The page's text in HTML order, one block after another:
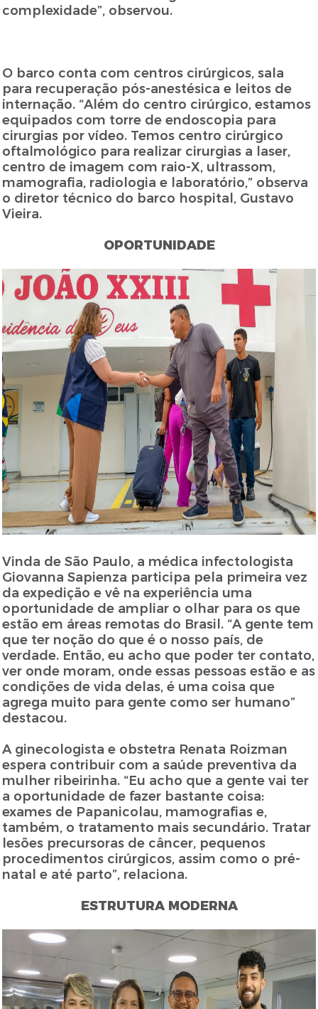
complexidade”, observou.
O barco conta com centros cirúrgicos, sala
para recuperação pós-anestésica e leitos de
internação. “Além do centro cirúrgico, estamos
equipados com torre de endoscopia para
cirurgias por vídeo. Temos centro cirúrgico
oftalmológico para realizar cirurgias a laser,
centro de imagem com raio-X, ultrassom,
mamografia, radiologia e laboratório,” observa
o diretor técnico do barco hospital, Gustavo
Vieira.
OPORTUNIDADE
Vinda de São Paulo, a médica infectologista
Giovanna Sapienza participa pela primeira vez
da expedição e vê na experiência uma
oportunidade de ampliar o olhar para os que
estão em áreas remotas do Brasil. “A gente tem
que ter noção do que é o nosso país, de
verdade. Então, eu acho que poder ter contato,
ver onde moram, onde essas pessoas estão e as
condições de vida delas, é uma coisa que
agrega muito para gente como ser humano”
destacou.
A ginecologista e obstetra Renata Roizman
espera contribuir com a saúde preventiva da
mulher ribeirinha. “Eu acho que a gente vai ter
a oportunidade de fazer bastante coisa:
exames de Papanicolau, mamografias e,
também, o tratamento mais secundário. Tratar
lesões precursoras de câncer, pequenos
procedimentos cirúrgicos, assim como o pré-
natal e até parto”, relaciona.
ESTRUTURA MODERNA